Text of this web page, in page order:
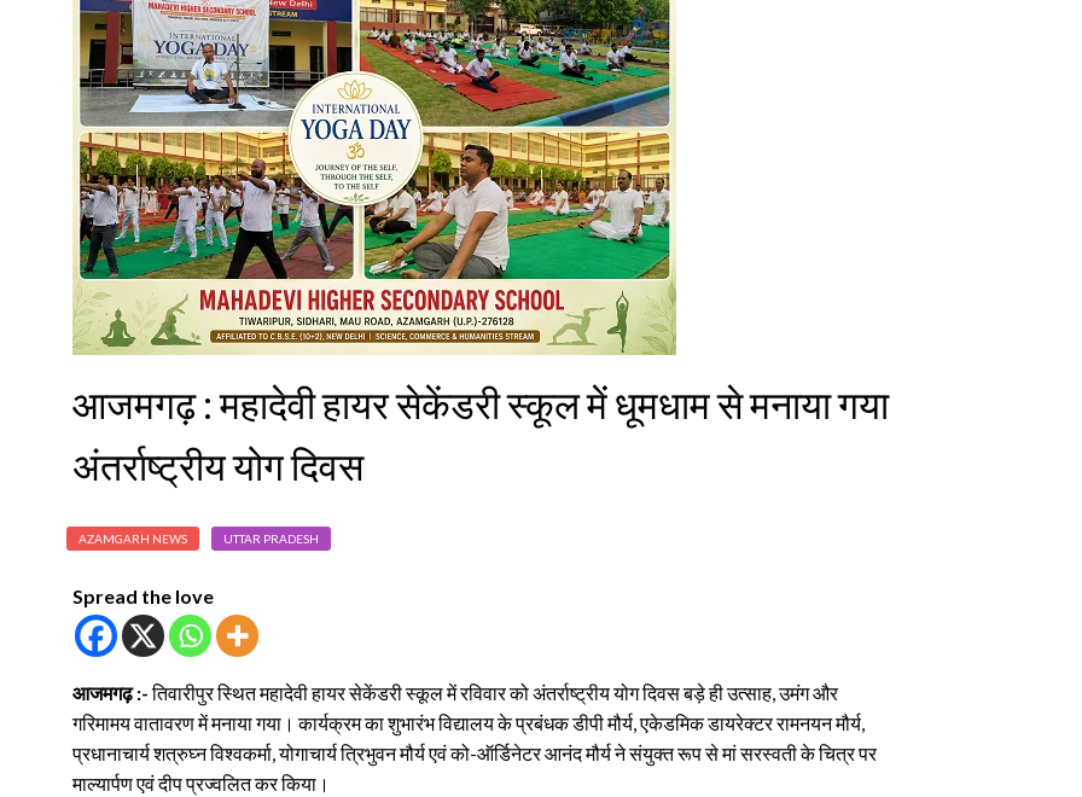
आजमगढ़ : महादेवी हायर सेकेंडरी स्कूल में धूमधाम से मनाया गया
अंतर्राष्ट्रीय योग दिवस
AZAMGARH NEWS UTTAR PRADESH
Spread the love
आजमगढ़ :-तिवारीपुर स्थित महादेवी हायर सेकेंडरी स्कूल में रविवार को अंतर्राष्ट्रीय योग दिवस बड़े ही उत्साह, उमंग और
गरिमामय वातावरण में मनाया गया। कार्यक्रम का शुभारंभ विद्यालय के प्रबंधक डीपी मौर्य, एकेडमिक डायरेक्टर रामनयन मौर्य,
प्रधानाचार्य शत्रुघ्न विश्वकर्मा, योगाचार्य त्रिभुवन मौर्य एवं को-ऑर्डिनेटर आनंद मौर्य ने संयुक्त रूप से मां सरस्वती के चित्र पर
माल्यार्पण एवं दीप प्रज्वलित कर किया।